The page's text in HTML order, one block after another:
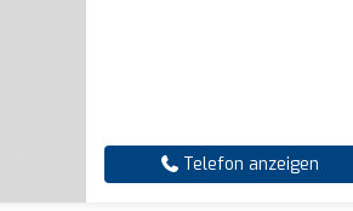
Telefon anzeigen